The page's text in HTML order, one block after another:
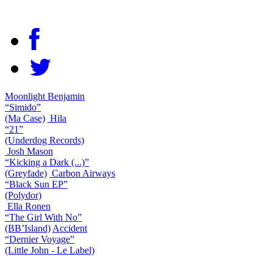
Moonlight Benjamin
“Simido”
(Ma Case) Hila
“21”
(Underdog Records)
Josh Mason
“Kicking a Dark (...)”
(Greyfade) Carbon Airways
“Black Sun EP”
(Polydor)
Ella Ronen
“The Girl With No”
(BB’Island) Accident
“Dernier Voyage”
(Little John - Le Label)